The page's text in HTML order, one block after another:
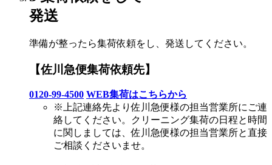
発送
準備が整ったら集荷依頼をし、発送してください。
【佐川急便集荷依頼先】
0120-99-4500 WEB集荷はこちらから
※上記連絡先より佐川急便様の担当営業所にご連
絡してください。クリーニング集荷の日程と時間
に関しましては、佐川急便様の担当営業所と直接
ご相談くださいませ。